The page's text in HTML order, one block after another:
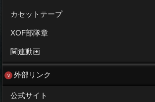
カセットテープ
XOF部隊章
関連動画
外部リンク
公式サイト